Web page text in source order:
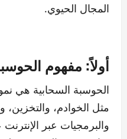
المجال الحيوي.
أولاً: مفهوم
الحوسبة السحابية هي
مثل الخوادم، والتخزين،
والبرمجيات عبر